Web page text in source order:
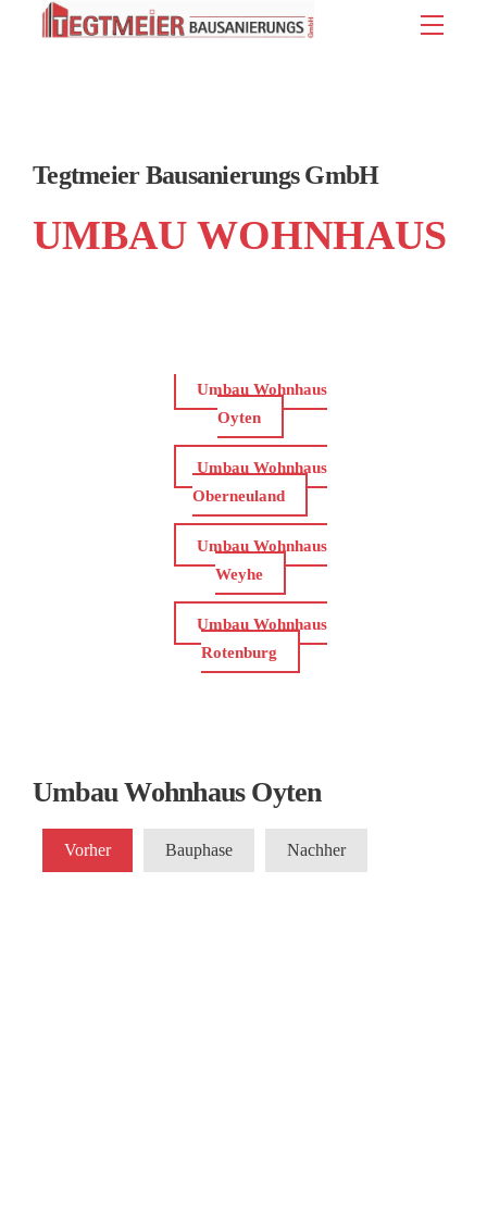
Menu
Tegtmeier Bausanierungs GmbH
UMBAU WOHNHAUS
Umbau Wohnhaus
Oyten
Umbau Wohnhaus
Oberneuland
Umbau Wohnhaus
Weyhe
Umbau Wohnhaus
Rotenburg
Umbau Wohnhaus Oyten
Vorher Bauphase Nachher